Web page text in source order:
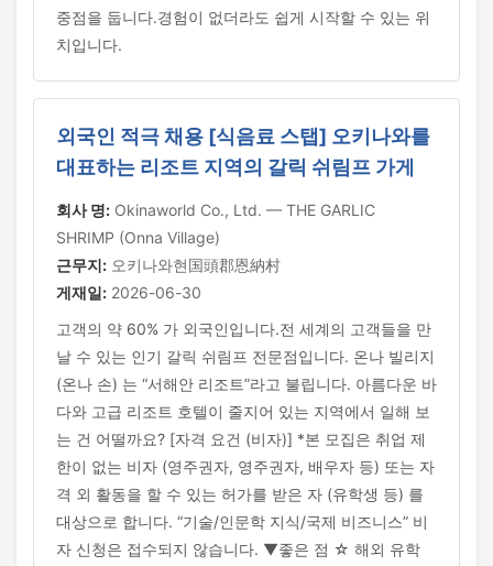
중점을 둡니다.경험이 없더라도 쉽게 시작할 수 있는 위
치입니다.
외국인 적극 채용 [식음료 스탭] 오키나와를
대표하는 리조트 지역의 갈릭 쉬림프 가게
회사 명: Okinaworld Co., Ltd. — THE GARLIC
SHRIMP (Onna Village)
근무지: 오키나와현国頭郡恩納村
게재일: 2026-06-30
고객의 약 60% 가 외국인입니다.전 세계의 고객들을 만
날 수 있는 인기 갈릭 쉬림프 전문점입니다. 온나 빌리지
(온나 손) 는 “서해안 리조트”라고 불립니다. 아름다운 바
다와 고급 리조트 호텔이 줄지어 있는 지역에서 일해 보
는 건 어떨까요? [자격 요건 (비자)] *본 모집은 취업 제
한이 없는 비자 (영주권자, 영주권자, 배우자 등) 또는 자
격 외 활동을 할 수 있는 허가를 받은 자 (유학생 등) 를
대상으로 합니다. “기술/인문학 지식/국제 비즈니스” 비
자 신청은 접수되지 않습니다. ▼좋은 점 ☆ 해외 유학